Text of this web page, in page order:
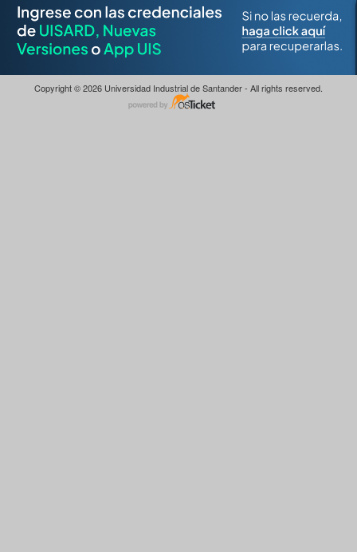
Copyright © 2026 Universidad Industrial de Santander - All rights reserved.